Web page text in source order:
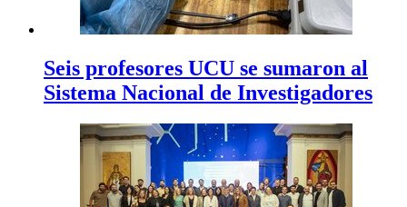
Seis profesores UCU se sumaron al
Sistema Nacional de Investigadores